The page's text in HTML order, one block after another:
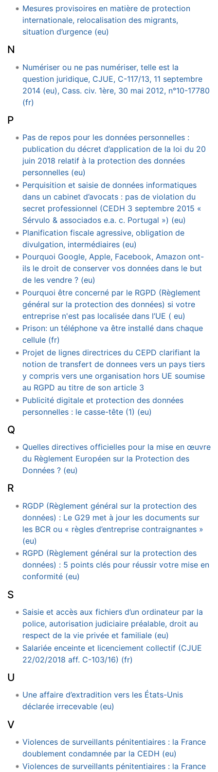
Mesures provisoires en matière de protection
internationale, relocalisation des migrants,
situation d’urgence (eu)
N
Numériser ou ne pas numériser, telle est la
question juridique, CJUE, C-117/13, 11 septembre
2014 (eu), Cass. civ. 1ère, 30 mai 2012, n°10-17780
(fr)
P
Pas de repos pour les données personnelles :
publication du décret d’application de la loi du 20
juin 2018 relatif à la protection des données
personnelles (eu)
Perquisition et saisie de données informatiques
dans un cabinet d’avocats : pas de violation du
secret professionnel (CEDH 3 septembre 2015 «
Sérvulo & associados e.a. c. Portugal ») (eu)
Planification fiscale agressive, obligation de
divulgation, intermédiaires (eu)
Pourquoi Google, Apple, Facebook, Amazon ont-
ils le droit de conserver vos données dans le but
de les vendre ? (eu)
Pourquoi être concerné par le RGPD (Règlement
général sur la protection des données) si votre
entreprise n'est pas localisée dans l’UE ( eu)
Prison: un téléphone va être installé dans chaque
cellule (fr)
Projet de lignes directrices du CEPD clarifiant la
notion de transfert de donnees vers un pays tiers
y compris vers une organisation hors UE soumise
au RGPD au titre de son article 3
Publicité digitale et protection des données
personnelles : le casse-tête (1) (eu)
Q
Quelles directives officielles pour la mise en œuvre
du Règlement Européen sur la Protection des
Données ? (eu)
R
RGDP (Règlement général sur la protection des
données) : Le G29 met à jour les documents sur
les BCR ou « règles d’entreprise contraignantes »
(eu)
RGPD (Règlement général sur la protection des
données) : 5 points clés pour réussir votre mise en
conformité (eu)
S
Saisie et accès aux fichiers d’un ordinateur par la
police, autorisation judiciaire préalable, droit au
respect de la vie privée et familiale (eu)
Salariée enceinte et licenciement collectif (CJUE
22/02/2018 aff. C-103/16) (fr)
U
Une affaire d’extradition vers les États-Unis
déclarée irrecevable (eu)
V
Violences de surveillants pénitentiaires : la France
doublement condamnée par la CEDH (eu)
Violences de surveillants pénitentiaires : la France